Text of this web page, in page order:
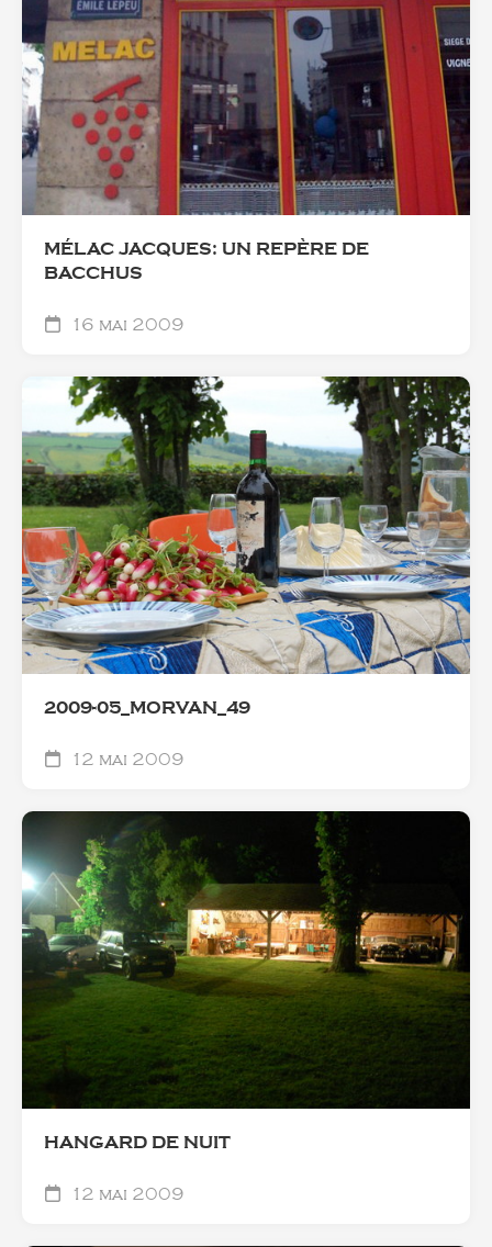
MÉLAC JACQUES: UN REPÈRE DE
BACCHUS
16 mai 2009
2009-05_MORVAN_49
12 mai 2009
HANGARD DE NUIT
12 mai 2009